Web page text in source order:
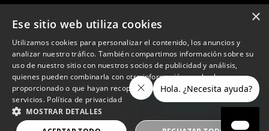
Política de Cookies
Libro de reclamaciones
Políticas de recojo en tienda
Calvin Klein
Copyright © 2023 Calvin Klein peru ®. Todos los
derechos reservados.
×
Ese sitio web utiliza cookies
Utilizamos cookies para personalizar el contenido, los anuncios y
analizar nuestro tráfico. También compartimos información sobre su
uso de nuestro sitio con nuestros socios de publicidad y análisis,
quienes pueden combinarla con otra información que les haya
proporcionado o que hayan recopilado a partir del uso de sus
servicios. Política de privacidad
MOSTRAR DETALLES